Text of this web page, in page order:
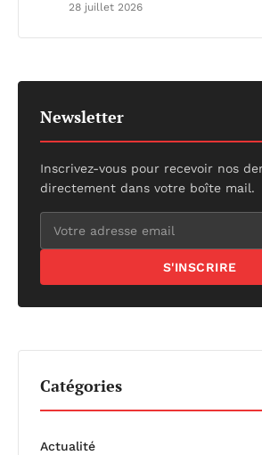
28 juillet 2026
Newsletter
Inscrivez-vous pour recevoir nos
directement dans votre boîte mail.
S'INSCRIRE
Catégories
Actualité